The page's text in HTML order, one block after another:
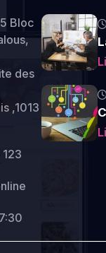
Bloc
des
,1013